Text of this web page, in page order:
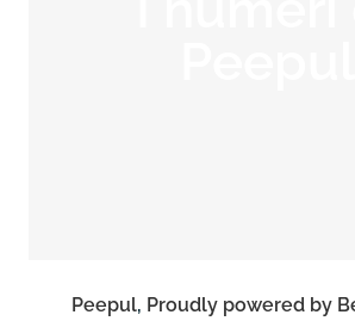
Peepul, Proudly powered by